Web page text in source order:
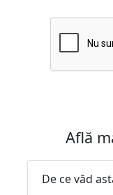
Află
De ce văd